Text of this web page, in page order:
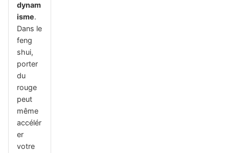
dynam
isme.
Dans le
feng
shui,
porter
du
rouge
peut
même
accélér
er
votre